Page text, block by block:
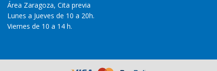
Área Zaragoza, Cita previa
Lunes a Jueves de 10 a 20h.
Viernes de 10 a 14 h.